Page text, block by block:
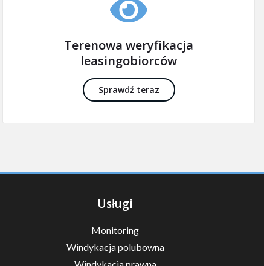
Terenowa weryfikacja
leasingobiorców
Sprawdź teraz
Usługi
Monitoring
Windykacja polubowna